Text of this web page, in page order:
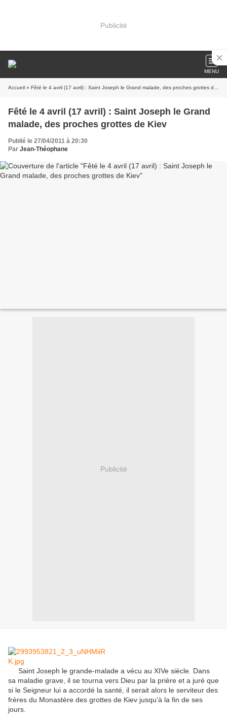
Publicité
MENU
Accueil » Fêté le 4 avril (17 avril) : Saint Joseph le Grand malade, des proches grottes de Kiev
Fêté le 4 avril (17 avril) : Saint Joseph le Grand
malade, des proches grottes de Kiev
Publié le 27/04/2011 à 20:30
Par Jean-Théophane
Publicité
Saint Joseph le grande-malade a vécu au XIVe siècle. Dans
sa maladie grave, il se tourna vers Dieu par la prière et a juré que
si le Seigneur lui a accordé la santé, il serait alors le serviteur des
frères du Monastère des grottes de Kiev jusqu'à la fin de ses
jours.